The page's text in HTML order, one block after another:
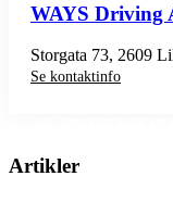
WAYS Driving
Storgata 73, 2609
Se kontaktinfo
Artikler